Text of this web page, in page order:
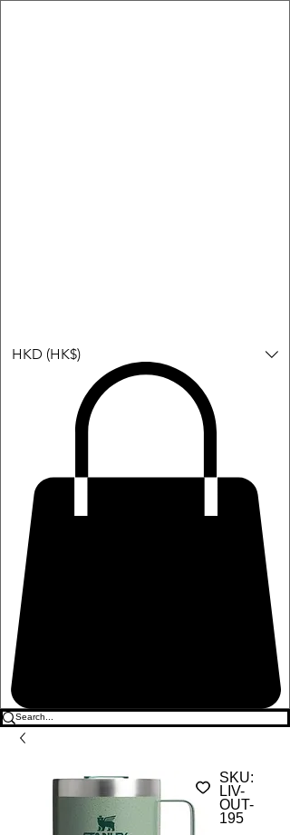
HKD (HK$)
SKU:
LIV-
OUT-
195